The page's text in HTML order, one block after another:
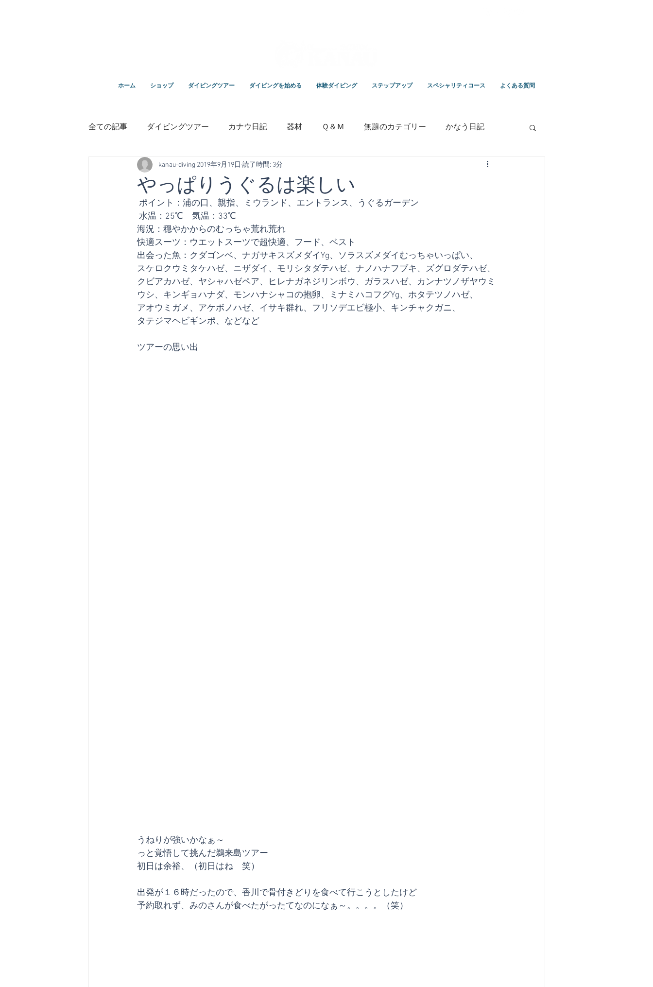
ホーム ショップ ダイビングツアー ダイビングを始める 体験ダイビング ステップアップ スペシャリティコース よくある質問
全ての記事 ダイビングツアー カナウ日記 器材 Ｑ＆Ｍ 無題のカテゴリー かなう日記
鵜来島ダイビング いっちゃんの毎日ブログ 竹野ツアー
やっぱりうぐるは楽しい
kanau-diving 2019年9月19日 読了時間: 3分
ポイント：浦の口、親指、ミウランド、エントランス、うぐるガーデン
水温：25℃　気温：33℃
海況：穏やかからのむっちゃ荒れ荒れ
快適スーツ：ウエットスーツで超快適、フード、ベスト
出会った魚：クダゴンベ、ナガサキスズメダイYg、ソラスズメダイむっちゃいっぱい、
スケロクウミタケハゼ、ニザダイ、モリシタダテハゼ、ナノハナフブキ、ズグロダテハゼ、
クビアカハゼ、ヤシャハゼペア、ヒレナガネジリンボウ、ガラスハゼ、カンナツノザヤウミ
ウシ、キンギョハナダ、モンハナシャコの抱卵、ミナミハコフグYg、ホタテツノハゼ、
アオウミガメ、アケボノハゼ、イサキ群れ、フリソデエビ極小、キンチャクガニ、
タテジマヘビギンポ、などなど
ツアーの思い出
うねりが強いかなぁ～
っと覚悟して挑んだ鵜来島ツアー
初日は余裕、（初日はね　笑）
出発が１６時だったので、香川で骨付きどりを食べて行こうとしたけど
予約取れず、みのさんが食べたがったてなのになぁ～。。。。（笑）